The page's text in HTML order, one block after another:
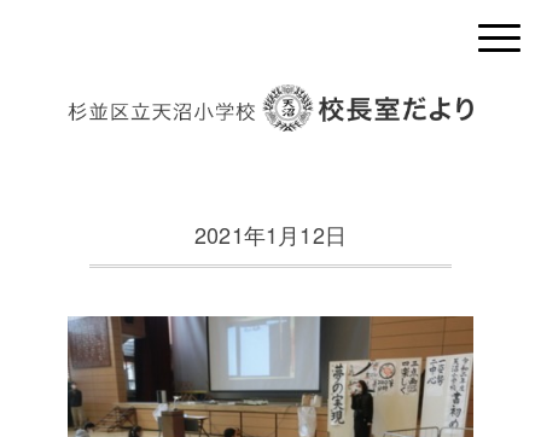
2021年1月12日